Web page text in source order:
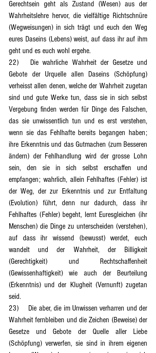
Gerechtsein geht als Zustand (Wesen) aus der
Wahrheitslehre hervor, die vielfältige Richtschnüre
(Wegweisungen) in sich trägt und euch den Weg
eures Daseins (Lebens) weist, auf dass ihr auf ihm
geht und es euch wohl ergehe.
22)	Die wahrliche Wahrheit der Gesetze und
Gebote der Urquelle allen Daseins (Schöpfung)
verheisst allen denen, welche der Wahrheit zugetan
sind und gute Werke tun, dass sie in sich selbst
Vergebung finden werden für Dinge des Falschen,
das sie unwissentlich tun und es erst verstehen,
wenn sie das Fehlhafte bereits begangen haben;
ihre Erkenntnis und das Gutmachen (zum Besseren
ändern) der Fehlhandlung wird der grosse Lohn
sein, den sie in sich selbst erschaffen und
empfangen; wahrlich, allein Fehlhaftes (Fehler) ist
der Weg, der zur Erkenntnis und zur Entfaltung
(Evolution) führt, denn nur dadurch, dass ihr
Fehlhaftes (Fehler) begeht, lernt Euresgleichen (ihr
Menschen) die Dinge zu unterscheiden (verstehen),
auf dass ihr wissend (bewusst) werdet, euch
wandelt und der Wahrheit, der Billigkeit
(Gerechtigkeit) und Rechtschaffenheit
(Gewissenhaftigkeit) wie auch der Beurteilung
(Erkenntnis) und der Klugheit (Vernunft) zugetan
seid.
23)	Die aber, die im Unwissen verharren und der
Wahrheit fernbleiben und die Zeichen (Beweise) der
Gesetze und Gebote der Quelle aller Liebe
(Schöpfung) verwerfen, sie sind in ihrem eigenen